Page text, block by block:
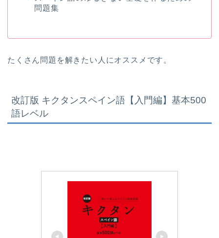
問題集
たくさん問題を解きたい人にオススメです。
改訂版 キクタンスペイン語【入門編】基本500
語レベル